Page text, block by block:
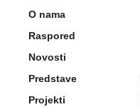
O nama
Raspored
Novosti
Predstave
Projekti